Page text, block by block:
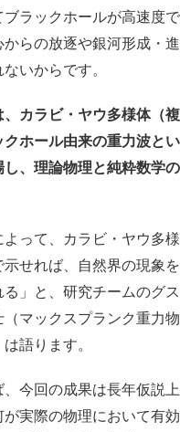
ラックホールが高速度
らの放逐や銀河形成・
いからです。
、カラビ・ヤウ多様体（
クホール由来の重力波と
、理論物理と純粋数学
よって、カラビ・ヤウ多
せれば、自然界の現象
」と、研究チームのグ
（マックスプランク重力
語ります。
今回の成果は長年仮説
が実際の物理において有